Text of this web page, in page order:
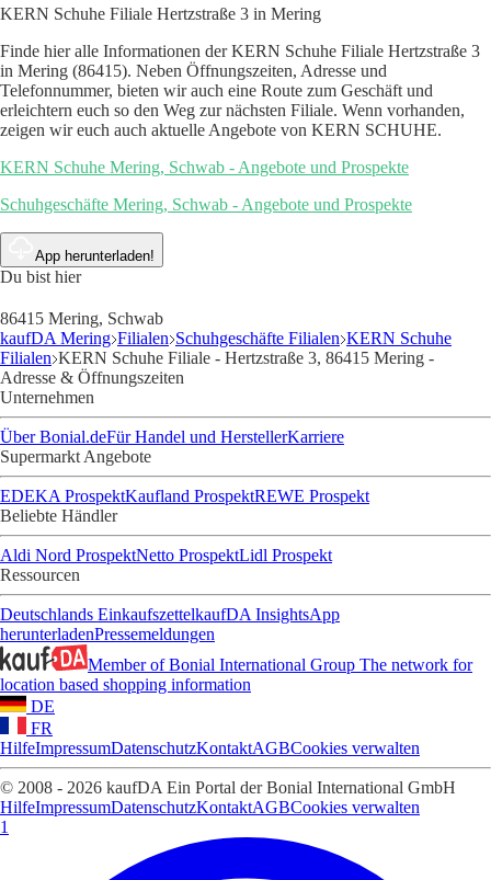
KERN Schuhe Filiale Hertzstraße 3 in Mering
Finde hier alle Informationen der KERN Schuhe Filiale Hertzstraße 3
in Mering (86415). Neben Öffnungszeiten, Adresse und
Telefonnummer, bieten wir auch eine Route zum Geschäft und
erleichtern euch so den Weg zur nächsten Filiale. Wenn vorhanden,
zeigen wir euch auch aktuelle Angebote von KERN SCHUHE.
KERN Schuhe Mering, Schwab - Angebote und Prospekte
Schuhgeschäfte Mering, Schwab - Angebote und Prospekte
App herunterladen!
Du bist hier
86415 Mering, Schwab
kaufDA Mering Filialen Schuhgeschäfte Filialen KERN Schuhe
Filialen KERN Schuhe Filiale - Hertzstraße 3, 86415 Mering -
Adresse & Öffnungszeiten
Unternehmen
Über Bonial.deFür Handel und HerstellerKarriere
Supermarkt Angebote
EDEKA ProspektKaufland ProspektREWE Prospekt
Beliebte Händler
Aldi Nord ProspektNetto ProspektLidl Prospekt
Ressourcen
Deutschlands EinkaufszettelkaufDA InsightsApp
herunterladenPressemeldungen
Member of Bonial International Group The network for
location based shopping information
DE
FR
HilfeImpressumDatenschutzKontaktAGBCookies verwalten
© 2008 - 2026 kaufDA Ein Portal der Bonial International GmbH
HilfeImpressumDatenschutzKontaktAGBCookies verwalten
1